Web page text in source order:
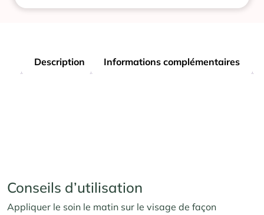
Description Informations complémentaires
Conseils d’utilisation
Appliquer le soin le matin sur le visage de façon